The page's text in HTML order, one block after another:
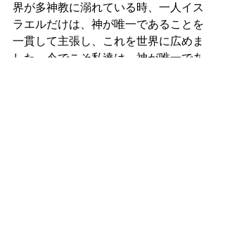
界が多神教に溺れている時、一人イス
ラエルだけは、神が唯一であることを
一貫して主張し、これを世界に広めま
した。今でこそ私達は、神が唯一であ